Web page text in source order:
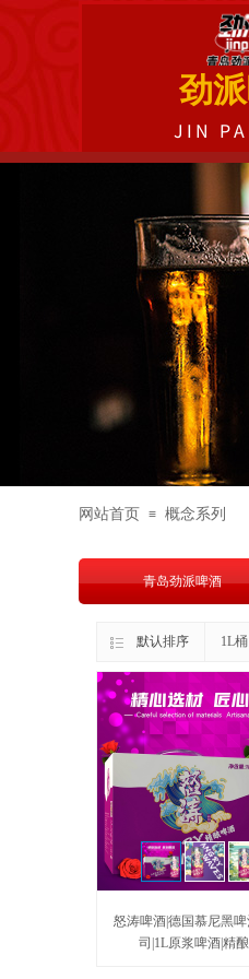
JIN
劲
网站首页 ≡ 概念系列
青岛劲派啤酒
默认排序 1L桶
怒涛啤酒|德国慕尼黑
司|1L原浆啤酒|精